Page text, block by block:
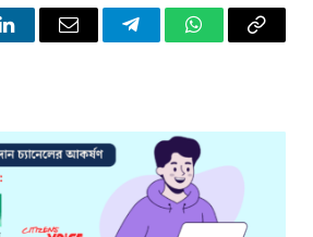
LinkedInEmail TelegramWhatsApp
Copy